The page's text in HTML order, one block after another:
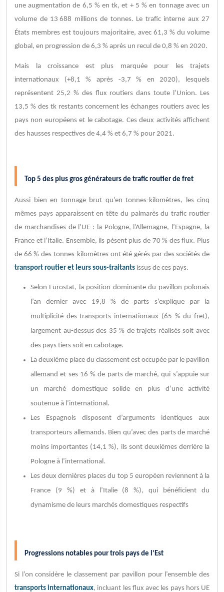
une augmentation de 6,5 % en tk, et + 5 % en tonnage avec un
volume de 13 688 millions de tonnes. Le trafic interne aux 27
États membres est toujours majoritaire, avec 61,3 % du volume
global, en progression de 6,3 % après un recul de 0,8 % en 2020.
Mais la croissance est plus marquée pour les trajets
internationaux (+8,1 % après -3,7 % en 2020), lesquels
représentent 25,2 % des flux routiers dans toute l’Union. Les
13,5 % des tk restants concernent les échanges routiers avec les
pays non européens et le cabotage. Ces deux activités affichent
des hausses respectives de 4,4 % et 6,7 % pour 2021.
Top 5 des plus gros générateurs de trafic routier de fret
Aussi bien en tonnage brut qu’en tonnes-kilomètres, les cinq
mêmes pays apparaissent en tête du palmarès du trafic routier
de marchandises de l’UE : la Pologne, l’Allemagne, l’Espagne, la
France et l’Italie. Ensemble, ils pèsent plus de 70 % des flux. Plus
de 66 % des tonnes-kilomètres ont été gérés par des sociétés de
transport routier et leurs sous-traitants issus de ces pays.
Selon Eurostat, la position dominante du pavillon polonais
l’an dernier avec 19,8 % de parts s’explique par la
multiplicité des transports internationaux (65 % du fret),
largement au-dessus des 35 % de trajets réalisés soit avec
des pays tiers soit en cabotage.
La deuxième place du classement est occupée par le pavillon
allemand et ses 16 % de parts de marché, qui s’appuie sur
un marché domestique solide en plus d’une activité
soutenue à l’international.
Les Espagnols disposent d’arguments identiques aux
transporteurs allemands. Bien qu’avec des parts de marché
moins importantes (14,1 %), ils sont deuxièmes derrière la
Pologne à l’international.
Les deux dernières places du top 5 européen reviennent à la
France (9 %) et à l’Italie (8 %), qui bénéficient du
dynamisme de leurs marchés domestiques respectifs
Progressions notables pour trois pays de l’Est
Si l’on considère le classement par pavillon pour l’ensemble des
transports internationaux, incluant les flux avec les pays hors UE